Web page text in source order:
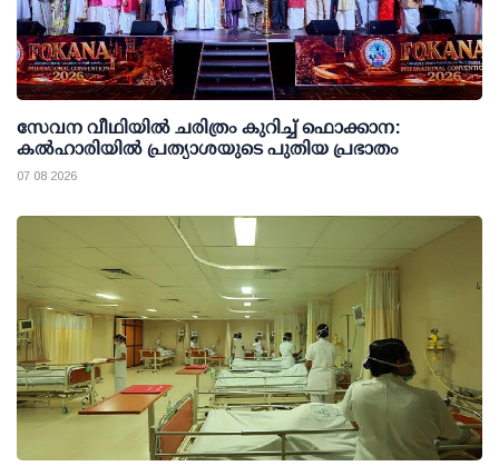
സേവന വീഥിയില്‍ ചരിത്രം കുറിച്ച് ഫൊക്കാന:
കല്‍ഹാരിയില്‍ പ്രത്യാശയുടെ പുതിയ പ്രഭാതം
07 08 2026